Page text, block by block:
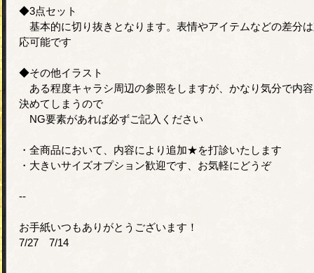
◆3点セット
基本的に切り抜きとなります。表情やアイテムなどの差分
応可能です
◆その他イラスト
ある程度キャラシ周辺の参照をしますが、かなり気分で内
決めてしまうので
NG要素があれば必ずご記入ください
・全商品において、内容により追加★を打診いたします
・大きいサイズオプション歓迎です、お気軽にどうぞ
--
お手紙いつもありがとうございます！
7/27 7/14